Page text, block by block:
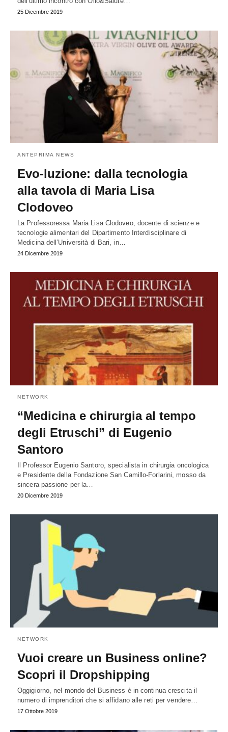
25 Dicembre 2019
ANTEPRIMA NEWS
Evo-luzione: dalla tecnologia
alla tavola di Maria Lisa
Clodoveo
La Professoressa Maria Lisa Clodoveo, docente di scienze e
tecnologie alimentari del Dipartimento Interdisciplinare di
Medicina dell’Università di Bari, in…
24 Dicembre 2019
NETWORK
“Medicina e chirurgia al tempo
degli Etruschi” di Eugenio
Santoro
Il Professor Eugenio Santoro, specialista in chirurgia oncologica
e Presidente della Fondazione San Camillo-Forlarini, mosso da
sincera passione per la…
20 Dicembre 2019
NETWORK
Vuoi creare un Business online?
Scopri il Dropshipping
Oggigiorno, nel mondo del Business è in continua crescita il
numero di imprenditori che si affidano alle reti per vendere…
17 Ottobre 2019